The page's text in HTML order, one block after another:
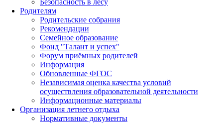
Родителям
Родительские собрания
Рекомендации
Семейное образование
Фонд "Талант и успех"
Форум приёмных родителей
Информация
Обновленные ФГОС
Независимая оценка качества условий
осуществления образовательной деятельности
Информационные материалы
Организация летнего отдыха
Нормативные документы